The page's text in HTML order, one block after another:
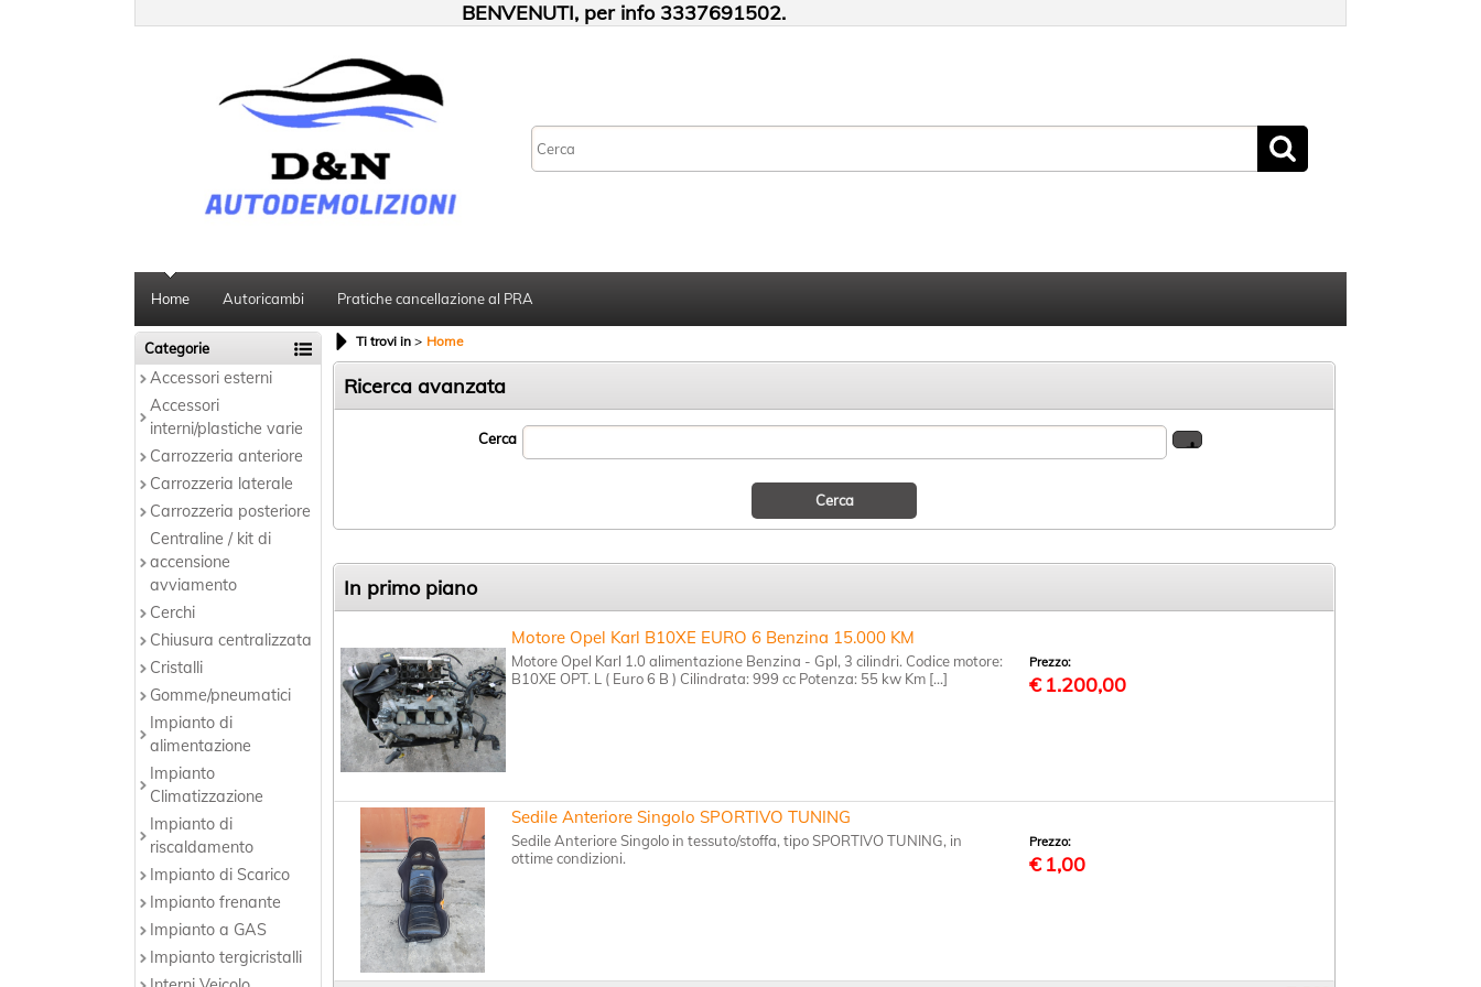
BENVENUTI, per info 3337691502.
Home Autoricambi Pratiche cancellazione al PRA
Categorie
Accessori esterni
Accessori
interni/plastiche varie
Carrozzeria anteriore
Carrozzeria laterale
Carrozzeria posteriore
Centraline / kit di
accensione
avviamento
Cerchi
Chiusura centralizzata
Cristalli
Gomme/pneumatici
Impianto di
alimentazione
Impianto
Climatizzazione
Impianto di
riscaldamento
Impianto di Scarico
Impianto frenante
Impianto a GAS
Impianto tergicristalli
Ti trovi in Home
Ricerca avanzata
Cerca
In primo piano
Motore Opel Karl B10XE EURO 6 Benzina 15.000 KM
Motore Opel Karl 1.0 alimentazione Benzina - Gpl, 3 cilindri. Codice motore:
B10XE OPT. L ( Euro 6 B ) Cilindrata: 999 cc Potenza: 55 kw Km [...]
Prezzo:
€ 1.200,00
Sedile Anteriore Singolo SPORTIVO TUNING
Sedile Anteriore Singolo in tessuto/stoffa, tipo SPORTIVO TUNING, in
ottime condizioni.
Prezzo:
€ 1,00